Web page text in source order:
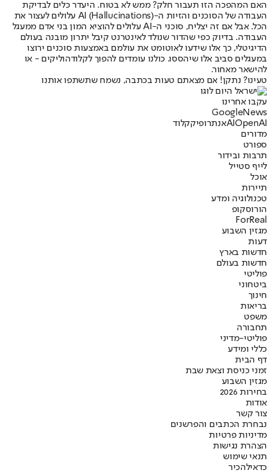
האם המהפכה הזו תעבור חלק? ממש לא בטוח. היעדר כלים לבדיקת
העבודה של הסוכנים והזיות ה-AI (Hallucinations) עלולים לעצור את
הכל. אבל אם זה יצליח, סוכני ה-AI עלולים להוציא המון בני אדם ממעגל
העבודה. בדיוק כפי שהדור שנולד לאינטרנט קיבל יתרון מובנה בעולם
הדיגיטלי, כך אלו שידעו לאוטומט את עולמם באמצעות סוכנים ירוצו
במעגלים סביב אלו שיהססו. כולנו עומדים להפוך לקלודהוליקים - או
להישאר מאחור.
טעינו? נתקן! אם מצאתם טעות בכתבה, נשמח שתשתפו אותנו
עקבו אחרינו
Googl eNews
AI OpenAI אנתרופיקקלוד
מדורים
ספורט
תרבות ובידור
לייף סטייל
אוכל
תיירות
טכנולוגיה ומדע
הורוסקופ
ForReal
מגזין השבוע
דעות
חדשות בארץ
חדשות בעולם
פוליטי
ביטחוני
חינוך
בריאות
משפט
תחבורה
פוליטי-מדיני
כללי ומידע
דף הבית
זמני כניסת וצאת שבת
מגזין השבוע
בחירות 2026
אודות
צור קשר
נבחרת הכתבים והפרשנים
מדיניות פרטיות
הצהרת נגישות
תנאי שימוש
כדאילהכיר